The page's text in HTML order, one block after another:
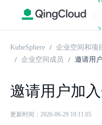
|
KubeSphere 企业空间和项
企业空间成员
邀请用
邀请用户加
更新时间：2026-06-29 10:11:05